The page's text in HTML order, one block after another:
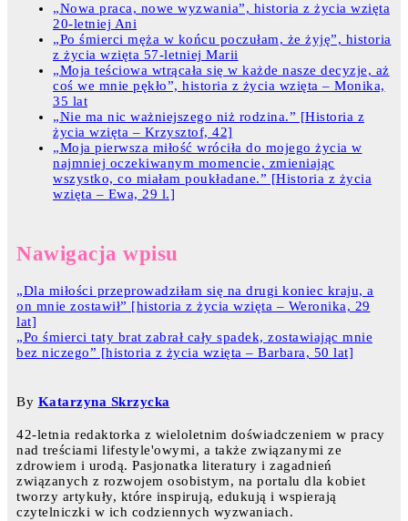
„Nowa praca, nowe wyzwania”, historia z życia wzięta
20-letniej Ani
„Po śmierci męża w końcu poczułam, że żyję”, historia
z życia wzięta 57-letniej Marii
„Moja teściowa wtrącała się w każde nasze decyzje, aż
coś we mnie pękło”, historia z życia wzięta – Monika,
35 lat
„Nie ma nic ważniejszego niż rodzina.” [Historia z
życia wzięta – Krzysztof, 42]
„Moja pierwsza miłość wróciła do mojego życia w
najmniej oczekiwanym momencie, zmieniając
wszystko, co miałam poukładane.” [Historia z życia
wzięta – Ewa, 29 l.]
Nawigacja wpisu
„Dla miłości przeprowadziłam się na drugi koniec kraju, a
on mnie zostawił” [historia z życia wzięta – Weronika, 29
lat]
„Po śmierci taty brat zabrał cały spadek, zostawiając mnie
bez niczego” [historia z życia wzięta – Barbara, 50 lat]
By Katarzyna Skrzycka
42-letnia redaktorka z wieloletnim doświadczeniem w pracy
nad treściami lifestyle'owymi, a także związanymi ze
zdrowiem i urodą. Pasjonatka literatury i zagadnień
związanych z rozwojem osobistym, na portalu dla kobiet
tworzy artykuły, które inspirują, edukują i wspierają
czytelniczki w ich codziennych wyzwaniach.